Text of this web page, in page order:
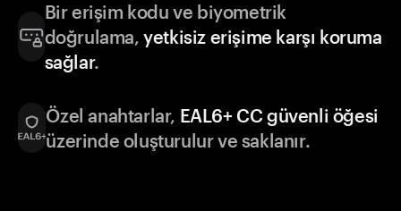
Bir erişim kodu ve biyometrik
doğrulama,yetkisiz erişime karşı koruma
sağlar.
Özel anahtarlar, EAL6+ CC güvenli öğesi
üzerinde oluşturulur ve saklanır.